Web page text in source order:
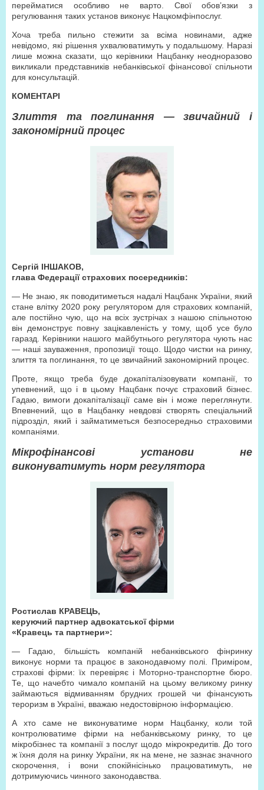
перейматися особливо не варто. Свої обов’язки з
регулювання таких установ виконує Нацкомфінпослуг.
Хоча треба пильно стежити за всіма новинами, адже
невідомо, які рішення ухвалюватимуть у подальшому. Наразі
лише можна сказати, що керівники Нацбанку неодноразово
викликали представників небанківської фінансової спільноти
для консультацій.
КОМЕНТАРІ
Злиття та поглинання — звичайний і
закономірний процес
Сергій ІНШАКОВ,
глава Федерації страхових посередників:
— Не знаю, як поводитиметься надалі Нацбанк України, який
стане влітку 2020 року регулятором для страхових компаній,
але постійно чую, що на всіх зустрічах з нашою спільнотою
він демонструє повну зацікавленість у тому, щоб усе було
гаразд. Керівники нашого майбутнього регулятора чують нас
— наші зауваження, пропозиції тощо. Щодо чистки на ринку,
злиття та поглинання, то це звичайний закономірний процес.
Проте, якщо треба буде докапіталізовувати компанії, то
упевнений, що і в цьому Нацбанк почує страховий бізнес.
Гадаю, вимоги докапіталізації саме він і може переглянути.
Впевнений, що в Нацбанку невдовзі створять спеціальний
підрозділ, який і займатиметься безпосередньо страховими
компаніями.
Мікрофінансові установи не
виконуватимуть норм регулятора
Ростислав КРАВЕЦЬ,
керуючий партнер адвокатської фірми
«Кравець та партнери»:
— Гадаю, більшість компаній небанківського фінринку
виконує норми та працює в законодавчому полі. Приміром,
страхові фірми: їх перевіряє і Моторно-транспортне бюро.
Те, що начебто чимало компаній на цьому великому ринку
займаються відмиванням брудних грошей чи фінансують
тероризм в Україні, вважаю недостовірною інформацією.
А хто саме не виконуватиме норм Нацбанку, коли той
контролюватиме фірми на небанківському ринку, то це
мікробізнес та компанії з послуг щодо мікрокредитів. До того
ж їхня доля на ринку України, як на мене, не зазнає значного
скорочення, і вони спокійнісінько працюватимуть, не
дотримуючись чинного законодавства.